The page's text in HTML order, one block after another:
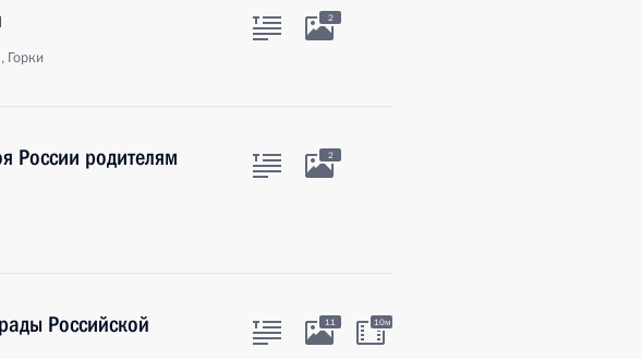
Горки
2
России родителям
2
Российской
11 10м